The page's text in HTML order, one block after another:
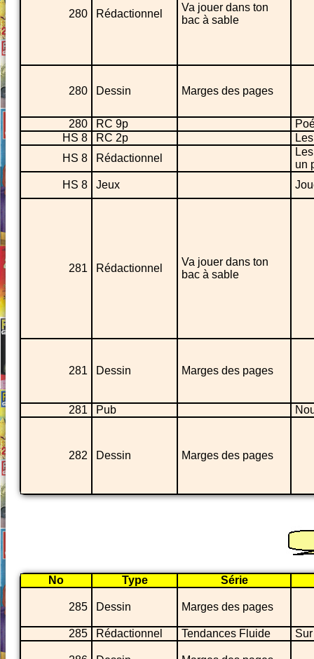
280 Rédactionnel
Va jouer dans ton
bac à sable
280 Dessin Marges des pages
280 RC 9p
HS 8
RC 2p
HS 8
Rédactionnel
un
HS 8
Jeux
281 Rédactionnel
Va jouer dans ton
bac à sable
281 Dessin Marges des pages
281 Pub
282 Dessin Marges des pages
No Type Série
285 Dessin Marges des pages
285 Rédactionnel Tendances Fluide